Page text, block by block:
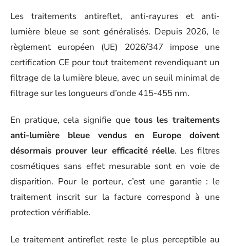
Les traitements antireflet, anti-rayures et anti-
lumière bleue se sont généralisés. Depuis 2026, le
règlement européen (UE) 2026/347 impose une
certification CE pour tout traitement revendiquant un
filtrage de la lumière bleue, avec un seuil minimal de
filtrage sur les longueurs d’onde 415-455 nm.
En pratique, cela signifie que tous les traitements
anti-lumière bleue vendus en Europe doivent
désormais prouver leur efficacité réelle. Les filtres
cosmétiques sans effet mesurable sont en voie de
disparition. Pour le porteur, c’est une garantie : le
traitement inscrit sur la facture correspond à une
protection vérifiable.
Le traitement antireflet reste le plus perceptible au